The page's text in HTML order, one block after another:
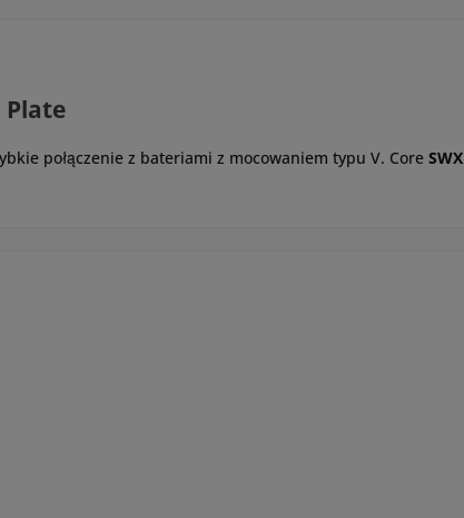
Plate
połączenie z bateriami z mocowaniem typu V. Core SWX